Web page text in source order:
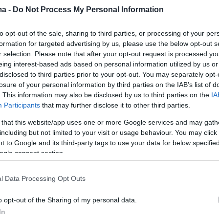
- Do Not Process My Personal Information
opt-out of the sale, sharing to third parties, or processing of your
for targeted advertising by us, please use the below opt-out
selection. Please note that after your opt-out request is processed
interest-based ads based on personal information utilized by us
to third parties prior to your opt-out. You may separately
of your personal information by third parties on the IAB’s list of
This information may also be disclosed by us to third parties on the
Participants that may further disclose it to other third parties.
that this website/app uses one or more Google services and may
but not limited to your visit or usage behaviour. You may
to Google and its third-party tags to use your data for below
consent section.
Data Processing Opt Outs
opt-out of the Sharing of my personal data.
χειρουργεία στο Παίδων
Κυριακού»
σε έκτακτη συνεδρίασή τους οι γιατροί του
τμήματος του νοσοκομείου και ποια προϋπόθεση
με 4 αναισθησιολόγους το
Κυριακού» - Συνεχίζονται
τα τακτικά χειρουργεία
και συμμετέχουν άλλοι τρεις γιατροί από το
Κυριακού»
44